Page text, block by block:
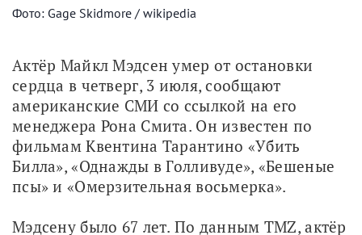
Фото: Gage Skidmore / wikipedia
Актёр Майкл Мэдсен умер от остановки
сердца в четверг, 3 июля, сообщают
американские СМИ со ссылкой на его
менеджера Рона Смита. Он известен по
фильмам Квентина Тарантино «Убить
Билла», «Однажды в Голливуде», «Бешеные
псы» и «Омерзительная восьмерка».